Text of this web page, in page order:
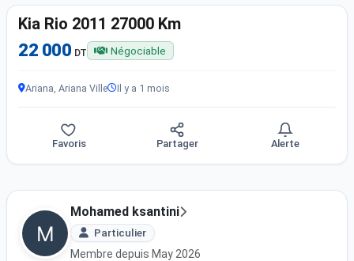
Kia Rio 2011 27000 Km
22 000 DT Négociable
Ariana, Ariana Ville Il y a 1 mois
Favoris Partager Alerte
Mohamed ksantini
Particulier
Membre depuis May 2026